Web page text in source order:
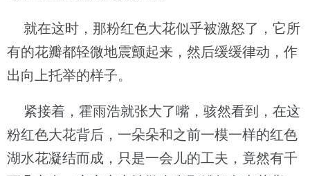
就在这时，那粉红色大花似乎被激怒了，它所
有的花瓣都轻微地震颤起来，然后缓缓律动，作
出向上托举的样子。
紧接着，霍雨浩就张大了嘴，骇然看到，在这
粉红色大花背后，一朵朵和之前一模一样的红色
湖水花凝结而成，只是一会儿的工夫，竟然有千